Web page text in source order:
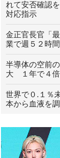
れて安否確認
対応指示
金正官長官「
業で週５２時
半導体の空前
大 １年で４倍
世界で０.１％
本から血液を